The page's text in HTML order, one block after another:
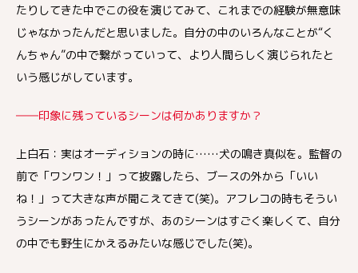
たりしてきた中でこの役を演じてみて、これまでの経験が無意味
じゃなかったんだと思いました。自分の中のいろんなことが“く
んちゃん”の中で繋がっていって、より人間らしく演じられたと
いう感じがしています。
――印象に残っているシーンは何かありますか？
上白石：実はオーディションの時に……犬の鳴き真似を。監督の
前で「ワンワン！」って披露したら、ブースの外から「いい
ね！」って大きな声が聞こえてきて(笑)。アフレコの時もそうい
うシーンがあったんですが、あのシーンはすごく楽しくて、自分
の中でも野生にかえるみたいな感じでした(笑)。